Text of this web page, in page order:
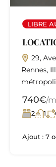
LIBRE
29,
Rennes,
740€/
2 1
Ajout : 7